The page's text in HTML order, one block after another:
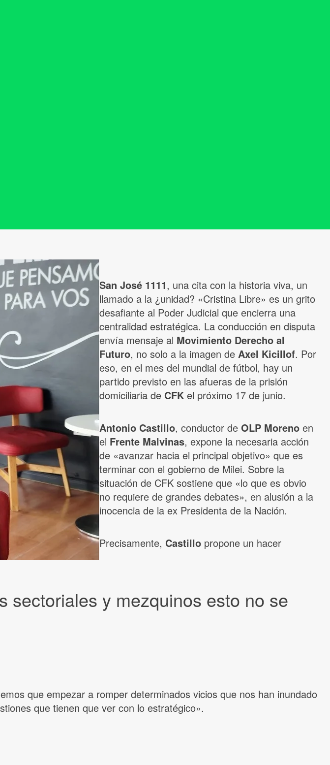
sectoriales y mezquinos esto no se
San José 1111, una cita con la historia viva, un
llamado a la ¿unidad? «Cristina Libre» es un grito
desafiante al Poder Judicial que encierra una
centralidad estratégica. La conducción en disputa
envía mensaje al Movimiento Derecho al
Futuro, no solo a la imagen de Axel Kicillof. Por
eso, en el mes del mundial de fútbol, hay un
partido previsto en las afueras de la prisión
domiciliaria de CFK el próximo 17 de junio.
Antonio Castillo, conductor de OLP Moreno en
el Frente Malvinas, expone la necesaria acción
de «avanzar hacia el principal objetivo» que es
terminar con el gobierno de Milei. Sobre la
situación de CFK sostiene que «lo que es obvio
no requiere de grandes debates», en alusión a la
inocencia de la ex Presidenta de la Nación.
Precisamente, Castillo propone un hacer
que empezar a romper determinados vicios que nos han inundado
que tienen que ver con lo estratégico».